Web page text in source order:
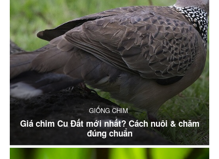
GIỐNG CHIM
Giá chim Cu Đất mới nhất? Cách nuôi & chăm
đúng chuẩn